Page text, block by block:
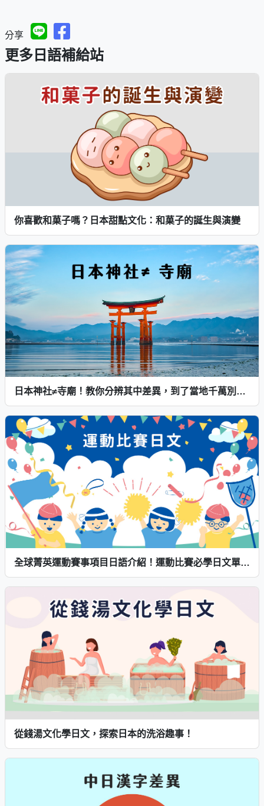
分享
更多日語補給站
你喜歡和菓子嗎？日本甜點文化：和菓子的誕生與演變
日本神社≠寺廟！教你分辨其中差異，到了當地千萬別拜錯呀～
全球菁英運動賽事項目日語介紹！運動比賽必學日文單字輕鬆學！
從錢湯文化學日文，探索日本的洗浴趣事！